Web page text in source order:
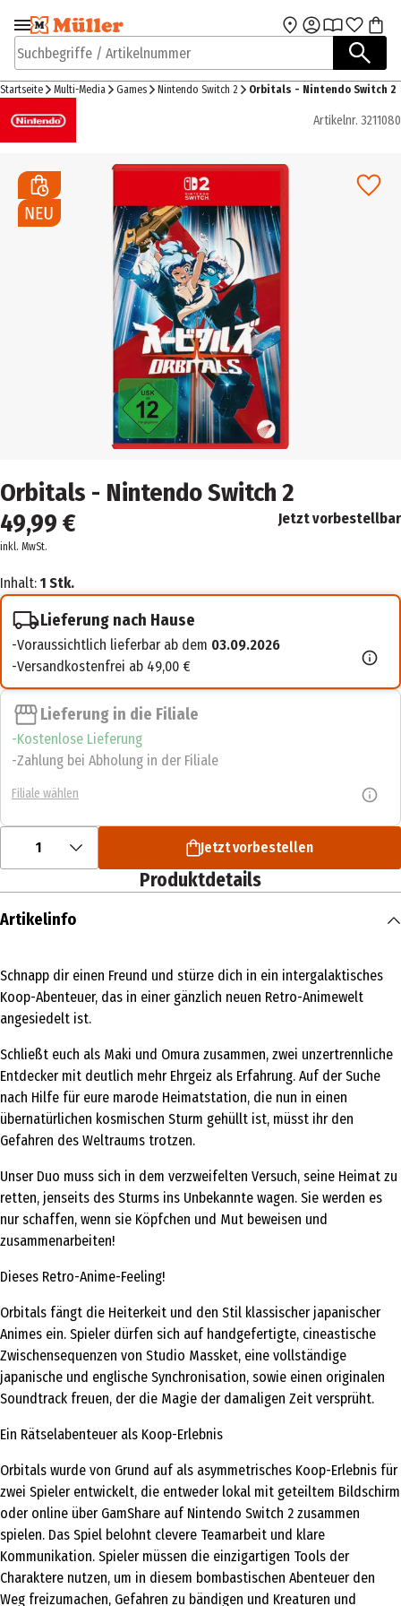
Zur Navigation
springen
Zum Hauptinhalt
Suchbegriffe / Artikelnummer
Startseite Multi-Media Games Nintendo Switch 2 Orbitals - Nintendo Switch 2
Artikelnr. 3211080
Orbitals - Nintendo Switch 2
49,99 €
inkl. MwSt.
Jetzt vorbestellbar
Inhalt: 1 Stk.
Lieferung nach Hause
Voraussichtlich lieferbar ab dem 03.09.2026
Versandkostenfrei ab 49,00 €
Lieferung in die Filiale
Kostenlose Lieferung
Zahlung bei Abholung in der Filiale
Filiale wählen
1 Jetzt vorbestellen
Produktdetails
Artikelinfo
Schnapp dir einen Freund und stürze dich in ein intergalaktisches
Koop-Abenteuer, das in einer gänzlich neuen Retro-Animewelt
angesiedelt ist.
Schließt euch als Maki und Omura zusammen, zwei unzertrennliche
Entdecker mit deutlich mehr Ehrgeiz als Erfahrung. Auf der Suche
nach Hilfe für eure marode Heimatstation, die nun in einen
übernatürlichen kosmischen Sturm gehüllt ist, müsst ihr den
Gefahren des Weltraums trotzen.
Unser Duo muss sich in dem verzweifelten Versuch, seine Heimat zu
retten, jenseits des Sturms ins Unbekannte wagen. Sie werden es
nur schaffen, wenn sie Köpfchen und Mut beweisen und
zusammenarbeiten!
Dieses Retro-Anime-Feeling!
Orbitals fängt die Heiterkeit und den Stil klassischer japanischer
Animes ein. Spieler dürfen sich auf handgefertigte, cineastische
Zwischensequenzen von Studio Massket, eine vollständige
japanische und englische Synchronisation, sowie einen originalen
Soundtrack freuen, der die Magie der damaligen Zeit versprüht.
Ein Rätselabenteuer als Koop-Erlebnis
Orbitals wurde von Grund auf als asymmetrisches Koop-Erlebnis für
zwei Spieler entwickelt, die entweder lokal mit geteiltem Bildschirm
oder online über GamShare auf Nintendo Switch 2 zusammen
spielen. Das Spiel belohnt clevere Teamarbeit und klare
Kommunikation. Spieler müssen die einzigartigen Tools der
Charaktere nutzen, um in diesem bombastischen Abenteuer den
Weg freizumachen, Gefahren zu bändigen und Kreaturen und